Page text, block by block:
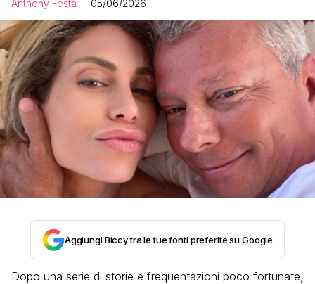
Anthony Festa 05/06/2026
Aggiungi Biccy tra le tue fonti preferite su Google
Dopo una serie di storie e frequentazioni poco fortunate,